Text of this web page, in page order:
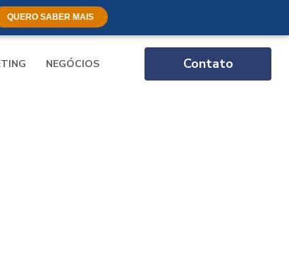
QUERO SABER MAIS
NEGÓCIOS Contato